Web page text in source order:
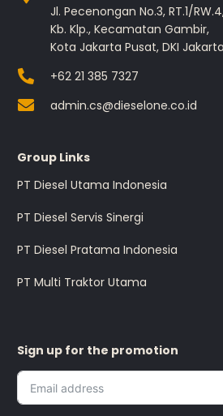
Jl. Pecenongan No.3, RT.1/
Kb. Klp., Kecamatan Gambir,
Kota Jakarta Pusat, DKI Jakarta
+62 21 385 7327
admin.cs@dieselone.co.id
Group Links
PT Diesel Utama Indonesia
PT Diesel Servis Sinergi
PT Diesel Pratama Indonesia
PT Multi Traktor Utama
Sign up for the promotion